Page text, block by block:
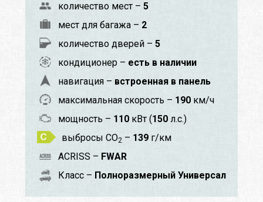
количество мест – 5
мест для багажа – 2
количество дверей – 5
кондиционер – есть в наличии
навигация – встроенная в панель
максимальная скорость – 190 км/ч
мощность – 110 кВт (150 л.с.)
выбросы CO2 – 139 г/км
ACRISS – FWAR
Класс – Полноразмерный Универсал